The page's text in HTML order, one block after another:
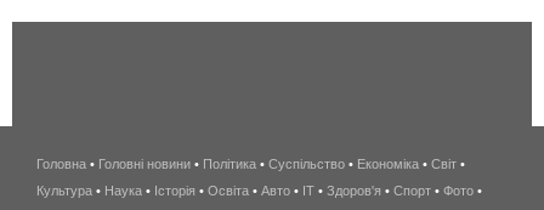
беспроводной
интернет
Головна • Головні новини • Політика • Суспільство • Економіка • Світ •
Культура • Наука • Історія • Освіта • Авто • IT • Здоров'я • Спорт • Фото •